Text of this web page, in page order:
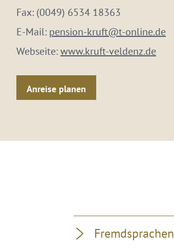
Fax: (0049) 6534 18363
E-Mail: pension-kruft@t-online.de
Webseite:www.kruft-veldenz.de
Anreise planen
Fremdsprachen